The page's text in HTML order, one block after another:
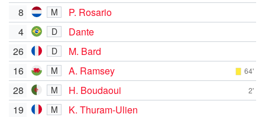
8 M
P. Rosario
4
D
Dante
26
D
M. Bard
16
M A. Ramsey 64'
28 M H. Boudaoui 2'
19 M
K. Thuram-Ulien